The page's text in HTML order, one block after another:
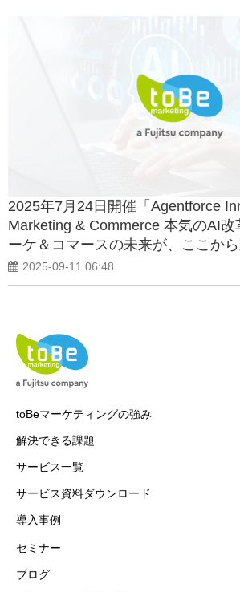
2025年7月24日開催「Agentforce
Marketing & Commerce 本気のAI改
ーケ＆コマースの未来が、ここか
アーカイブ配信開始のお知らせ
2025-09-11 06:48
toBeマーケティングの強み
解決できる課題
サービス一覧
サービス資料ダウンロード
導入事例
セミナー
ブログ